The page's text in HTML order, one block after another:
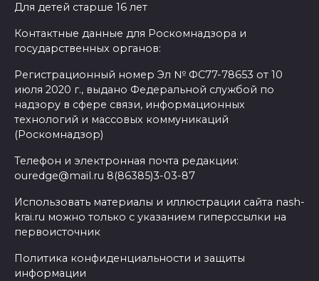
Для детей старше 16 лет
Контактные данные для Роскомнадзора и
государственных органов:
Регистрационный номер Эл № ФС77-78653 от 10
июля 2020 г., выдано Федеральной службой по
надзору в сфере связи, информационных
технологий и массовых коммуникаций
(Роскомнадзор)
Телефон и электронная почта редакции:
ouredge@mail.ru 8(86385)3-03-87
Использовать материалы и иллюстрации сайта nash-
krai.ru можно только с указанием гиперссылки на
первоисточник
Политика конфиденциальности и защиты
информации